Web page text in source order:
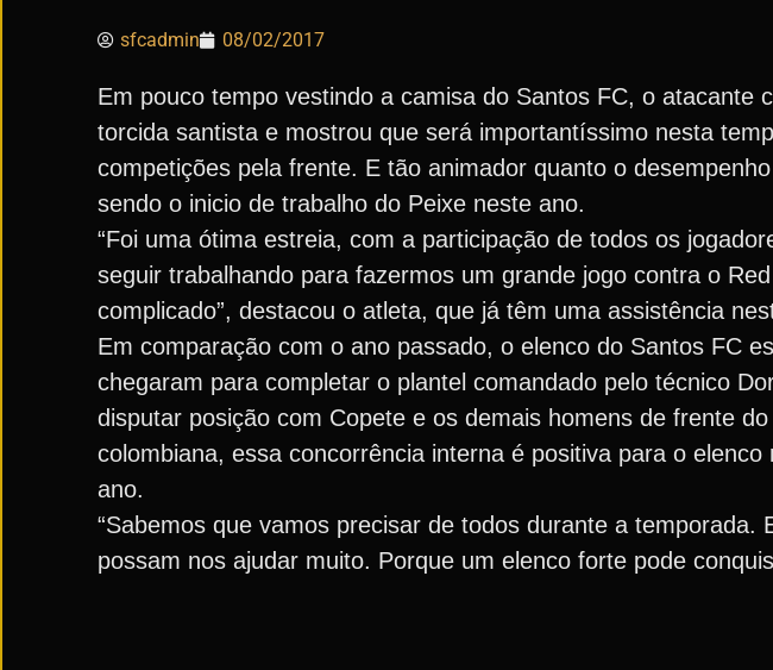
sfcadmin 08/02/2017
Em pouco tempo vestindo a camisa do Santos FC, o atacante
torcida santista e mostrou que será importantíssimo nesta
competições pela frente. E tão animador quanto o
sendo o inicio de trabalho do Peixe neste ano.
“Foi uma ótima estreia, com a participação de todos os
seguir trabalhando para fazermos um grande jogo contra o
complicado”, destacou o atleta, que já têm uma assistência
Em comparação com o ano passado, o elenco do Santos FC
chegaram para completar o plantel comandado pelo técnico
disputar posição com Copete e os demais homens de frente
colombiana, essa concorrência interna é positiva para o
ano.
“Sabemos que vamos precisar de todos durante a
possam nos ajudar muito. Porque um elenco forte pode